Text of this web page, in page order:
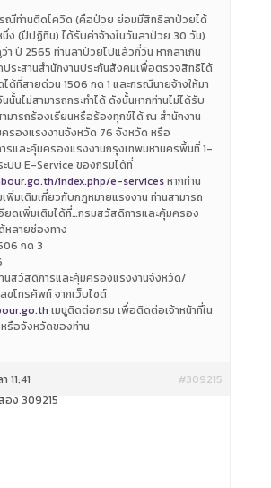
ณีท่านติดโควิด (คือป่วย ย่อมมีสิทธิลาป่วยได้
ง (ปีปฏิทิน) ได้รับค่าจ้างในวันลาป่วย 30 วัน)
ปี 2565 ท่านลาป่วยไปแล้วกี่วัน หากลาเกิน
ประสานสำนักงานประกันสังคมเพื่อตรวจสิทธิได้
ด้ที่สายด่วน 1506 กด 1 และกรณีนายจ้างให้มา
นั้นไม่สามารถกระทำได้ ดังนั้นหากท่านไม่ได้รับ
มารถร้องเรียนหรือร้องทุกข์ได้ ณ สำนักงาน
รองแรงงานจังหวัด 76 จังหวัด หรือ
รและคุ้มครองแรงงานกรุงเทพมหานครพื้นที่ 1-
บบ E-Service ของกรมได้ที่
index.php/e-servicesหากท่าน
พิ่มเติมเกี่ยวกับกฎหมายแรงงาน ท่านสามารถ
ยดเพิ่มเติมได้ที่…กรมสวัสดิการและคุ้มครอง
หลายช่องทาง
กด 3
นสวัสดิการและคุ้มครองแรงงานจังหวัด/
ขโทรศัพท์ จากเว็บไซต์
เมนูติดต่อกรม เพื่อติดต่อเจ้าหน้าที่ใน
รือจังหวัดของท่าน
11:41
#309215
อง 309215